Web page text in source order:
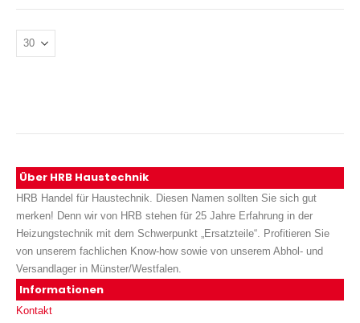
Über HRB Haustechnik
HRB Handel für Haustechnik. Diesen Namen sollten Sie sich gut
merken! Denn wir von HRB stehen für 25 Jahre Erfahrung in der
Heizungstechnik mit dem Schwerpunkt „Ersatzteile“. Profitieren Sie
von unserem fachlichen Know-how sowie von unserem Abhol- und
Versandlager in Münster/Westfalen.
Informationen
Kontakt